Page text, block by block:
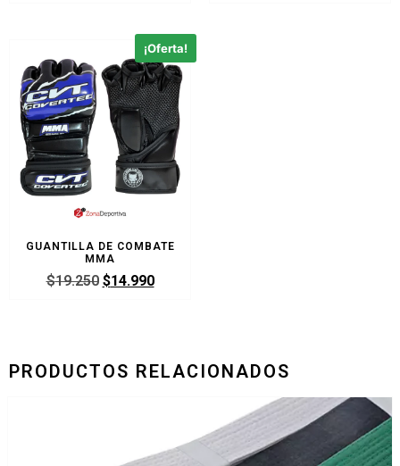
¡Oferta!
GUANTILLA DE COMBATE
MMA
$19.250 $14.990
PRODUCTOS RELACIONADOS